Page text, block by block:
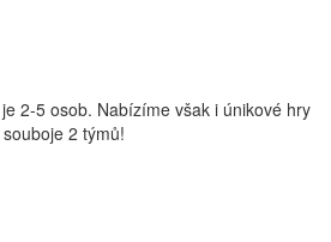
2-5 osob. Nabízíme však i únikové hry
2 týmů!